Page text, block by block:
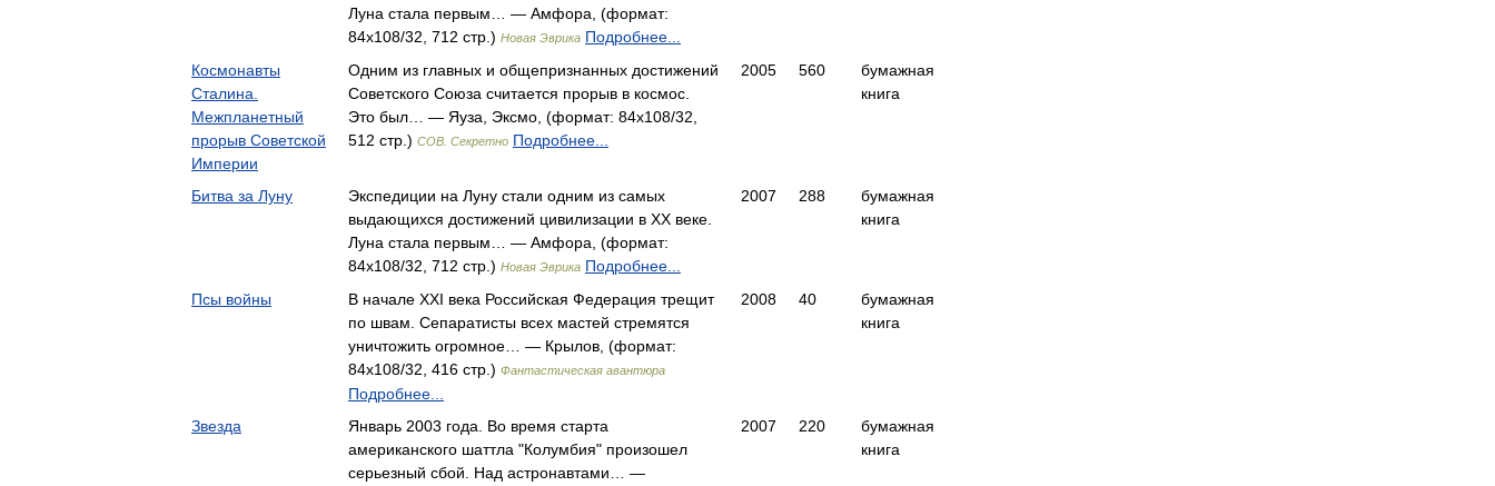
Луна стала первым… — Амфора, (формат:
84x108/32, 712 стр.) Новая Эврика Подробнее...
Космонавты
Сталина.
Межпланетный
прорыв Советской
Империи
Одним из главных и общепризнанных достижений
Советского Союза считается прорыв в космос.
Это был… — Яуза, Эксмо, (формат: 84x108/32,
512 стр.) СОВ. Секретно Подробнее...
2005 560
бумажная
книга
Битва за Луну
Экспедиции на Луну стали одним из самых
выдающихся достижений цивилизации в XX веке.
Луна стала первым… — Амфора, (формат:
84x108/32, 712 стр.) Новая Эврика Подробнее...
2007 288
бумажная
книга
Псы войны
В начале XXI века Российская Федерация трещит
по швам. Сепаратисты всех мастей стремятся
уничтожить огромное… — Крылов, (формат:
84x108/32, 416 стр.) Фантастическая авантюра
Подробнее...
2008 40
бумажная
книга
Звезда
Январь 2003 года. Во время старта
американского шаттла "Колумбия" произошел
серьезный сбой. Над астронавтами… —
2007 220
бумажная
книга